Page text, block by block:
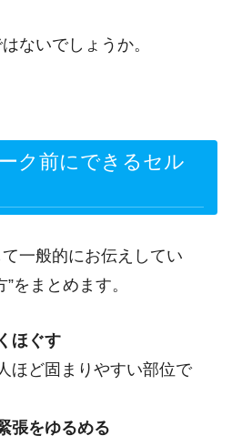
ないでしょうか。
ク前にできるセル
一般的にお伝えしてい
をまとめます。
ほぐす
ほど固まりやすい部位で
張をゆるめる